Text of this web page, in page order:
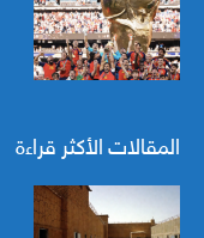
المقالات الأكثر قراءة